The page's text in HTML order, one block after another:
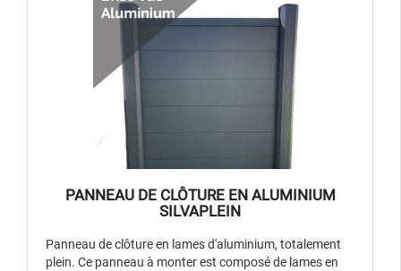
PANNEAU DE CLÔTURE EN ALUMINIUM
SILVAPLEIN
Panneau de clôture en lames d'aluminium, totalement
plein. Ce panneau à monter est composé de lames en